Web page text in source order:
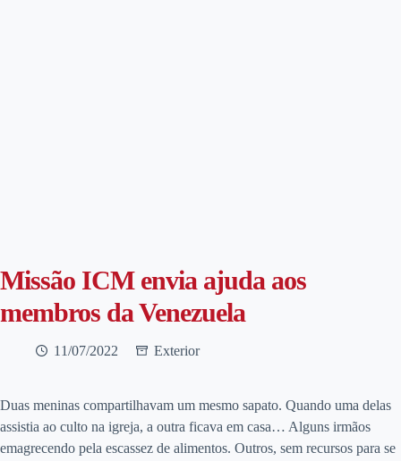
Missão ICM envia ajuda aos
membros da Venezuela
11/07/2022 Exterior
Duas meninas compartilhavam um mesmo sapato. Quando uma delas
assistia ao culto na igreja, a outra ficava em casa… Alguns irmãos
emagrecendo pela escassez de alimentos. Outros, sem recursos para se